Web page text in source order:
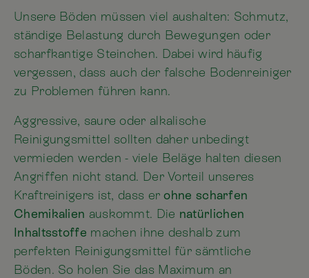
Unsere Böden müssen viel aushalten: Schmutz,
ständige Belastung durch Bewegungen oder
scharfkantige Steinchen. Dabei wird häufig
vergessen, dass auch der falsche Bodenreiniger
zu Problemen führen kann.
Aggressive, saure oder alkalische
Reinigungsmittel sollten daher unbedingt
vermieden werden - viele Beläge halten diesen
Angriffen nicht stand. Der Vorteil unseres
Kraftreinigers ist, dass erohne scharfen
Chemikalien auskommt. Die natürlichen
Inhaltsstoffe machen ihne deshalb zum
perfekten Reinigungsmittel für sämtliche
Böden. So holen Sie das Maximum an